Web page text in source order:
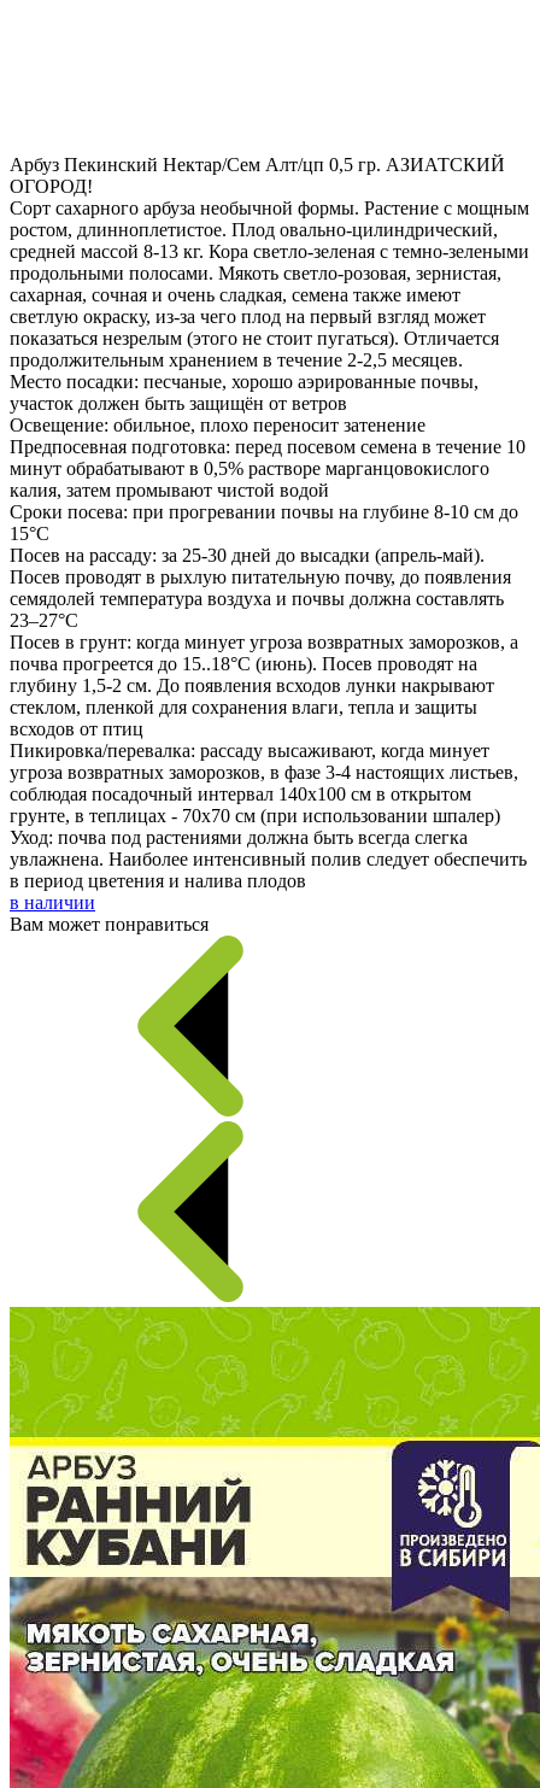
Арбуз Пекинский Нектар/Сем Алт/цп 0,5 гр. АЗИАТСКИЙ
ОГОРОД!
Сорт сахарного арбуза необычной формы. Растение с мощным
ростом, длинноплетистое. Плод овально-цилиндрический,
средней массой 8-13 кг. Кора светло-зеленая с темно-зелеными
продольными полосами. Мякоть светло-розовая, зернистая,
сахарная, сочная и очень сладкая, семена также имеют
светлую окраску, из-за чего плод на первый взгляд может
показаться незрелым (этого не стоит пугаться). Отличается
продолжительным хранением в течение 2-2,5 месяцев.
Место посадки: песчаные, хорошо аэрированные почвы,
участок должен быть защищён от ветров
Освещение: обильное, плохо переносит затенение
Предпосевная подготовка: перед посевом семена в течение 10
минут обрабатывают в 0,5% растворе марганцовокислого
калия, затем промывают чистой водой
Сроки посева: при прогревании почвы на глубине 8-10 см до
15°С
Посев на рассаду: за 25-30 дней до высадки (апрель-май).
Посев проводят в рыхлую питательную почву, до появления
семядолей температура воздуха и почвы должна составлять
23–27°C
Посев в грунт: когда минует угроза возвратных заморозков, а
почва прогреется до 15..18°C (июнь). Посев проводят на
глубину 1,5-2 см. До появления всходов лунки накрывают
стеклом, пленкой для сохранения влаги, тепла и защиты
всходов от птиц
Пикировка/перевалка: рассаду высаживают, когда минует
угроза возвратных заморозков, в фазе 3-4 настоящих листьев,
соблюдая посадочный интервал 140х100 см в открытом
грунте, в теплицах - 70х70 см (при использовании шпалер)
Уход: почва под растениями должна быть всегда слегка
увлажнена. Наиболее интенсивный полив следует обеспечить
в период цветения и налива плодов
в наличии
Вам может понравиться